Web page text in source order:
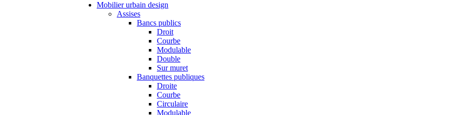
Mobilier urbain design
Assises
Bancs publics
Droit
Courbe
Modulable
Double
Sur muret
Banquettes publiques
Droite
Courbe
Circulaire
Modulable